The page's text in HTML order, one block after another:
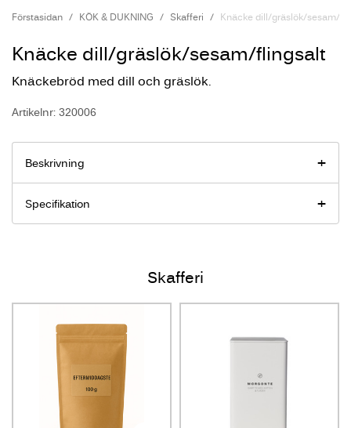
Förstasidan KÖK & DUKNING Skafferi Knäcke dill/gräslök/sesam/
Knäcke dill/gräslök/sesam/flingsalt
Knäckebröd med dill och gräslök.
Artikelnr: 320006
Beskrivning
Specifikation
Skafferi